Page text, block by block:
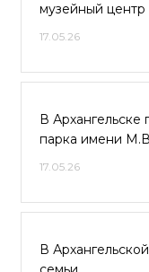
музейный центр
17.05.26
В Архангельске
парка имени
17.05.26
В